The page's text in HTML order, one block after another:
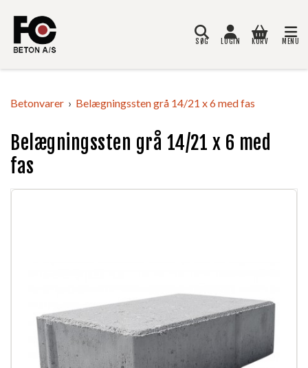
SØG LOGIN KURV MENU
Betonvarer Belægningssten grå 14/21 x 6 med fas
Belægningssten grå 14/21 x 6 med
fas